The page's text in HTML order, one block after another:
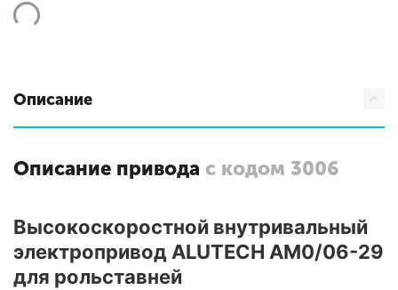
Описание
Описание привода с кодом 3006
Высокоскоростной внутривальный
электропривод ALUTECH AM0/06-29
для рольставней